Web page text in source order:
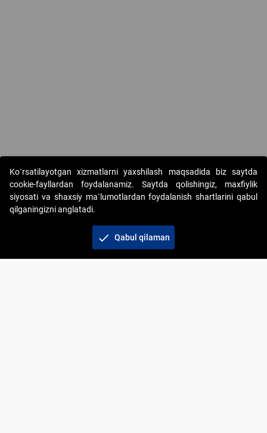
Copyright © 2017-2026. "Elektron onlayn-auksionlarni
tashkil etish" AJ. Barcha huquqlar himoyalangan
Ko`rsatilayotgan xizmatlarni yaxshilash maqsadida biz saytda
cookie-fayllardan foydalanamiz. Saytda qolishingiz, maxfiylik
siyosati va shaxsiy ma`lumotlardan foydalanish shartlarini qabul
qilganingizni anglatadi.
check Qabul qilaman